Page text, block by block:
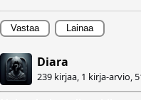
Vastaa Lainaa
Diara
239 kirjaa, 1 kirja-arvio,